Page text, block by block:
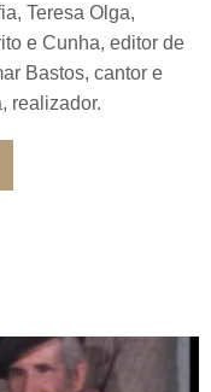
Teresa Olga,
e Cunha, editor de
Bastos, cantor e
realizador.